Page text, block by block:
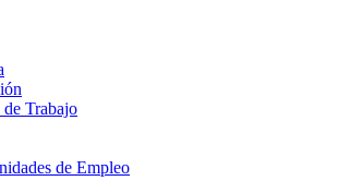
Trabajo
de Empleo